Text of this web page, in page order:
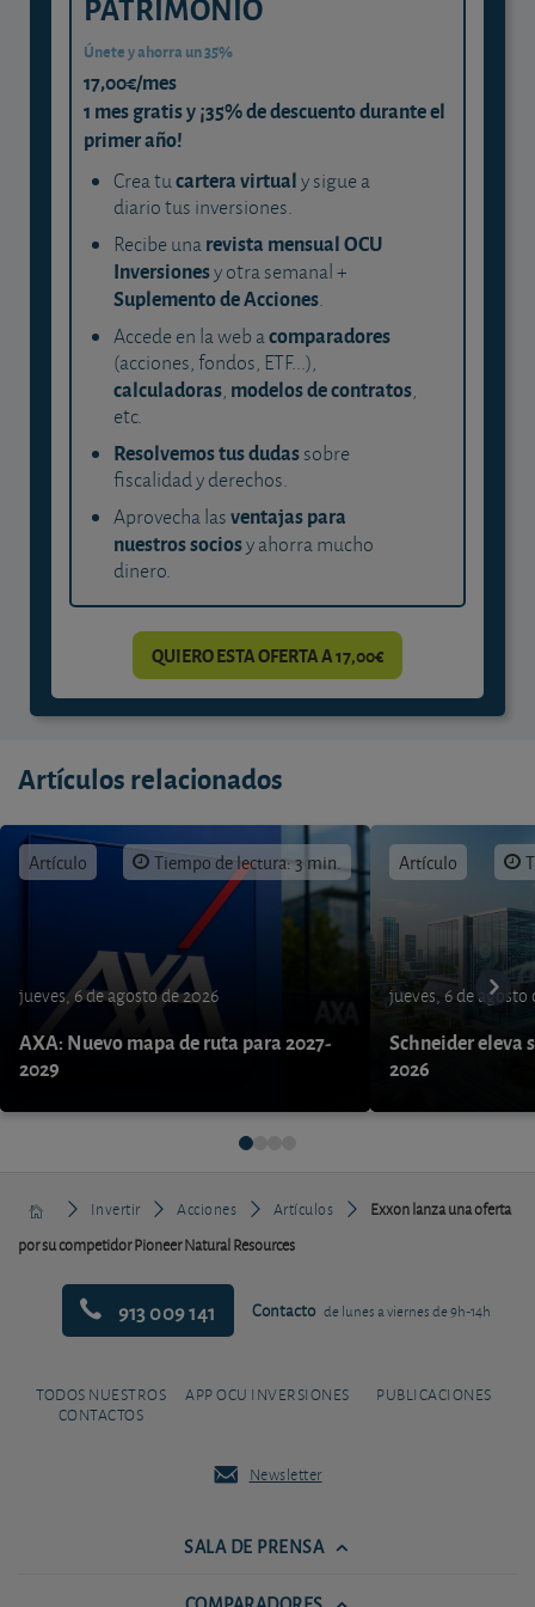
Únete y ahorra un 35%
17,00€/mes
1 mes gratis y ¡35% de descuento durante el
primer año!
Crea tucartera virtualy sigue a
diario tus inversiones.
Recibe unarevista mensual OCU
Inversionesy otra semanal +
Suplemento de Acciones.
Accede en la web acomparadores
(acciones, fondos, ETF...),
calculadoras, modelos de contratos,
etc.
Resolvemos tus dudassobre
fiscalidad y derechos.
Aprovecha lasventajas para
nuestros sociosy ahorra mucho
dinero.
QUIERO ESTA OFERTA A 17,00€
Artículos relacionados
Artículo Tiempo de lectura: 3 min.
jueves, 6 de agosto de 2026
AXA: Nuevo mapa de ruta para 2027-
2029
Artículo
jueves, 6 de agosto
Schneider eleva
2026
Invertir Acciones Artículos
Exxon lanza una oferta
por su competidor Pioneer Natural Resources
913 009 141 Contacto de lunes a viernes de 9h-14h
TODOS NUESTROS
CONTACTOS
APP OCU INVERSIONES PUBLICACIONES
Newsletter
SALA DE PRENSA